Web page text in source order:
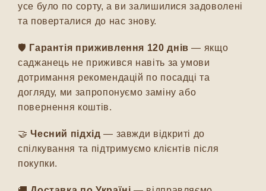
усе було по сорту, а ви залишилися задоволені
та поверталися до нас знову.
🛡️ Гарантія приживлення 120 днів — якщо
саджанець не прижився навіть за умови
дотримання рекомендацій по посадці та
догляду, ми запропонуємо заміну або
повернення коштів.
🤝Чесний підхід — завжди відкриті до
спілкування та підтримуємо клієнтів після
покупки.